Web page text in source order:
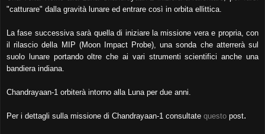
"catturare" dalla gravità lunare ed entrare così in orbita ellittica.
La fase successiva sarà quella di iniziare la missione vera e propria, con
il rilascio della MIP (Moon Impact Probe), una sonda che atterrerà sul
suolo lunare portando oltre che ai vari strumenti scientifici anche una
bandiera indiana.
Chandrayaan-1 orbiterà intorno alla Luna per due anni.
Per i dettagli sulla missione di Chandrayaan-1 consultate questo post.